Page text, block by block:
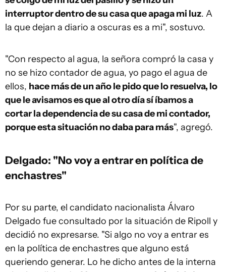
interruptor dentro de su casa que apaga mi luz. A
la que dejan a diario a oscuras es a mi", sostuvo.
"Con respecto al agua, la señora compró la casa y
no se hizo contador de agua, yo pago el agua de
ellos, hace más de un año le pido que lo resuelva, lo
que le avisamos es que al otro día sí íbamos a
cortar la dependencia de su casa de mi contador,
porque esta situación no daba para más", agregó.
Delgado: "No voy a entrar en política de
enchastres"
Por su parte, el candidato nacionalista Álvaro
Delgado fue consultado por la situación de Ripoll y
decidió no expresarse. "Si algo no voy a entrar es
en la política de enchastres que alguno está
queriendo generar. Lo he dicho antes de la interna